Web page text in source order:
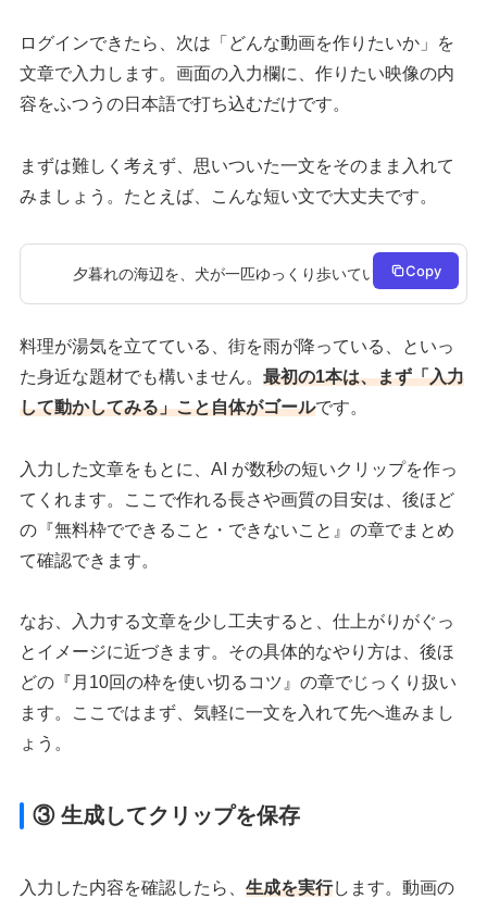
ログインできたら、次は「どんな動画を作りたいか」を
文章で入力します。画面の入力欄に、作りたい映像の内
容をふつうの日本語で打ち込むだけです。
まずは難しく考えず、思いついた一文をそのまま入れて
みましょう。たとえば、こんな短い文で大丈夫です。
夕暮れの海辺を、犬が一匹ゆっくり歩いている Copy
料理が湯気を立てている、街を雨が降っている、といっ
た身近な題材でも構いません。最初の1本は、まず「入力
して動かしてみる」こと自体がゴールです。
入力した文章をもとに、AI が数秒の短いクリップを作っ
てくれます。ここで作れる長さや画質の目安は、後ほど
の『無料枠でできること・できないこと』の章でまとめ
て確認できます。
なお、入力する文章を少し工夫すると、仕上がりがぐっ
とイメージに近づきます。その具体的なやり方は、後ほ
どの『月10回の枠を使い切るコツ』の章でじっくり扱い
ます。ここではまず、気軽に一文を入れて先へ進みまし
ょう。
③ 生成してクリップを保存
入力した内容を確認したら、生成を実行します。動画の